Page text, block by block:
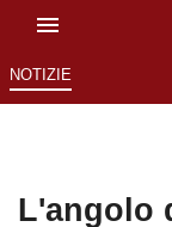
NOTIZIE
L'angolo